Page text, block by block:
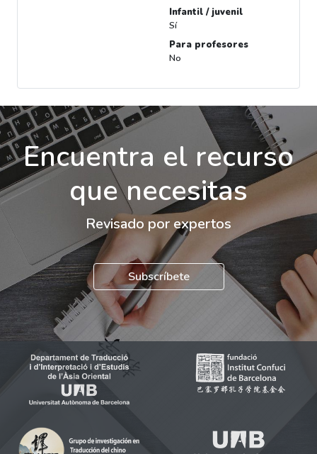
Infantil / juvenil
Sí
Para profesores
No
Encuentra el recurso
que necesitas
Revisado por expertos
Subscríbete